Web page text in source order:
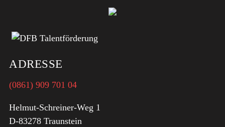
ADRESSE
(0861) 909 701 04
Helmut-Schreiner-Weg 1
D-83278 Traunstein